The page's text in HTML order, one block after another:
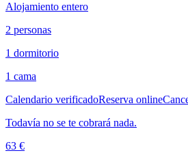
Alojamiento entero
2 personas
1 dormitorio
1 cama
Calendario verificadoReserva online
Todavía no se te cobrará nada.
63 €